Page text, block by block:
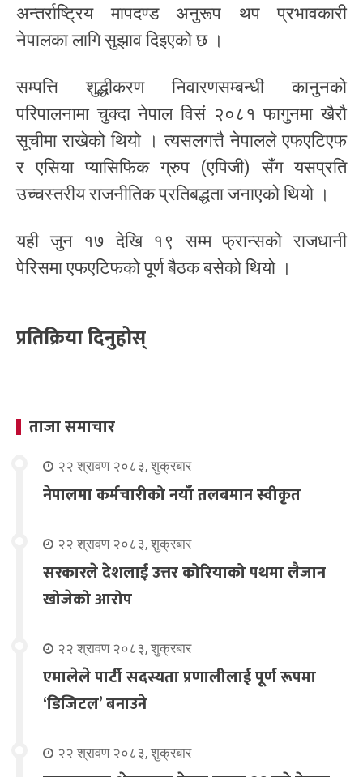
अन्तर्राष्ट्रिय मापदण्ड अनुरूप थप प्रभावकारी
नेपालका लागि सुझाव दिइएको छ ।
सम्पत्ति शुद्धीकरण निवारणसम्बन्धी कानुनको
परिपालनामा चुक्दा नेपाल विसं २०८१ फागुनमा खैरौ
सूचीमा राखेको थियो । त्यसलगत्तै नेपालले एफएटिएफ
र एसिया प्यासिफिक ग्रुप (एपिजी) सँग यसप्रति
उच्चस्तरीय राजनीतिक प्रतिबद्धता जनाएको थियो ।
यही जुन १७ देखि १९ सम्म फ्रान्सको राजधानी
पेरिसमा एफएटिफको पूर्ण बैठक बसेको थियो ।
प्रतिक्रिया दिनुहोस्
ताजा समाचार
२२ श्रावण २०८३, शुक्रबार
नेपालमा कर्मचारीको नयाँ तलबमान स्वीकृत
२२ श्रावण २०८३, शुक्रबार
सरकारले देशलाई उत्तर कोरियाको पथमा लैजान
खोजेको आरोप
२२ श्रावण २०८३, शुक्रबार
एमालेले पार्टी सदस्यता प्रणालीलाई पूर्ण रूपमा
‘डिजिटल’ बनाउने
२२ श्रावण २०८३, शुक्रबार